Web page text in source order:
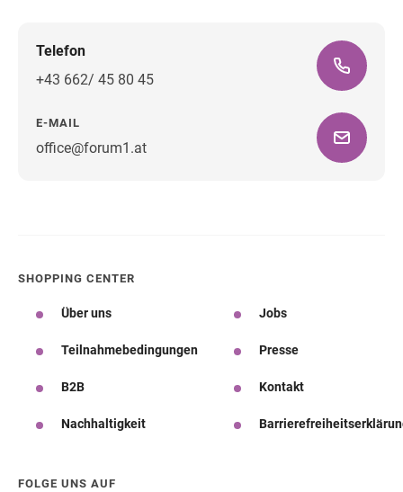
Telefon
+43 662/ 45 80 45
E-MAIL
office@forum1.at
SHOPPING CENTER
Über uns Jobs
Teilnahmebedingungen Presse
B2B Kontakt
Nachhaltigkeit
FOLGE UNS AUF